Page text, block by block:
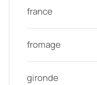
france
fromage
gironde